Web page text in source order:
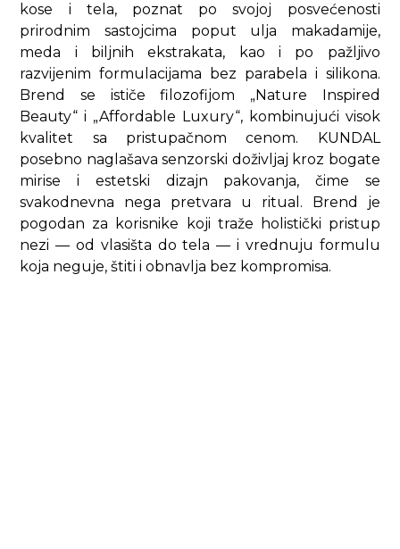
kose i tela, poznat po svojoj posvećenosti
prirodnim sastojcima poput ulja makadamije,
meda i biljnih ekstrakata, kao i po pažljivo
razvijenim formulacijama bez parabela i silikona.
Brend se ističe filozofijom „Nature Inspired
Beauty“ i „Affordable Luxury“, kombinujući visok
kvalitet sa pristupačnom cenom. KUNDAL
posebno naglašava senzorski doživljaj kroz bogate
mirise i estetski dizajn pakovanja, čime se
svakodnevna nega pretvara u ritual. Brend je
pogodan za korisnike koji traže holistički pristup
nezi — od vlasišta do tela — i vrednuju formulu
koja neguje, štiti i obnavlja bez kompromisa.